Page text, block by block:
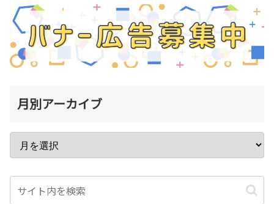
月別アーカイブ